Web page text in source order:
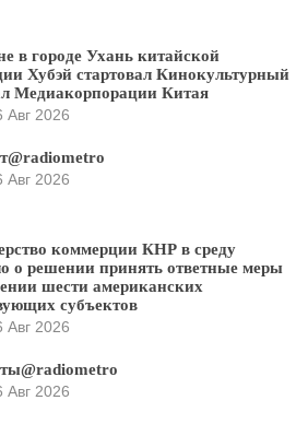
в городе Ухань китайской
Хубэй стартовал Кинокультурный
Медиакорпорации Китая
Авг 2026
Авг 2026
коммерции КНР в среду
о решении принять ответные меры
шести американских
субъектов
Авг 2026
Авг 2026